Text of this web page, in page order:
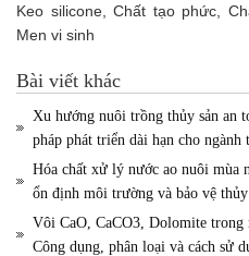
Keo silicone, Chất tạo phức,
Men vi sinh
Bài viết khác
Xu hướng nuôi trồng thủy sản an
pháp phát triển dài hạn cho ngành
Hóa chất xử lý nước ao nuôi mùa
ổn định môi trường và bảo vệ thủy
Vôi CaO, CaCO3, Dolomite trong
Công dụng, phân loại và cách sử